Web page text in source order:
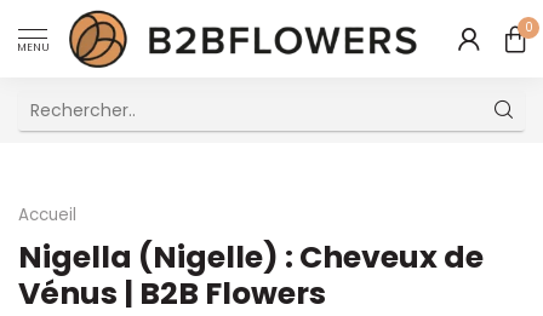
MENU
0
Accueil
Nigella (Nigelle) : Cheveux de
Vénus | B2B Flowers